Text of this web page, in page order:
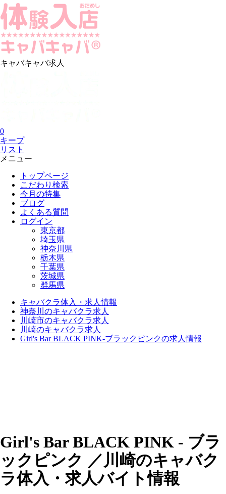
キャバキャバ求人
0
キープ
リスト
メニュー
トップページ
こだわり検索
今月の特集
ブログ
よくある質問
ログイン
東京都
埼玉県
神奈川県
栃木県
千葉県
茨城県
群馬県
キャバクラ体入・求人情報
神奈川のキャバクラ求人
川崎市のキャバクラ求人
川崎のキャバクラ求人
Girl's Bar BLACK PINK-ブラックピンクの求人情報
Girl's Bar BLACK PINK - ブラ
ックピンク ／川崎のキャバク
ラ体入・求人バイト情報